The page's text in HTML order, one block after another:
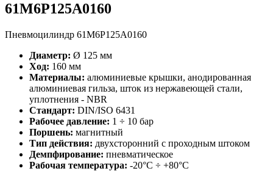
61M6P125A0160
Пневмоцилиндр 61M6P125A0160
Диаметр: Ø 125 мм
Ход: 160 мм
Материалы: алюминиевые крышки, анодированная
алюминиевая гильза, шток из нержавеющей стали,
уплотнения - NBR
Стандарт: DIN/ISO 6431
Рабочее давление: 1 ÷ 10 бар
Поршень: магнитный
Тип действия: двухсторонний с проходным штоком
Демпфирование: пневматическое
Рабочая температура: -20°C ÷ +80°C